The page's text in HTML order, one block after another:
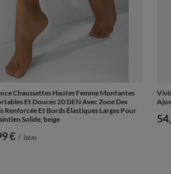
Chaussettes Hautes Femme Montantes
Et Douces 20 DEN Avec Zone Des
Renforcée Et Bords Élastiques Larges Pour
Solide, beige
€ / item